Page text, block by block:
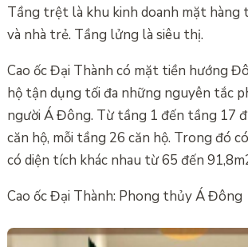
Tầng trệt là khu kinh doanh mặt
và nhà trẻ. Tầng lửng là siêu thị.
Cao ốc Đại Thành có mặt tiền hướng
hộ tận dụng tối đa những nguyên tắc
người Á Đông. Từ tầng 1 đến tầng 17
căn hộ, mỗi tầng 26 căn hộ. Trong đó
có diện tích khác nhau từ 65 đến
Cao ốc Đại Thành: Phong thủy Á Đông